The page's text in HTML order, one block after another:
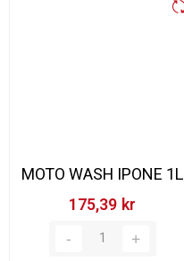
MOTO WASH IPONE 1L
175,39 kr‎